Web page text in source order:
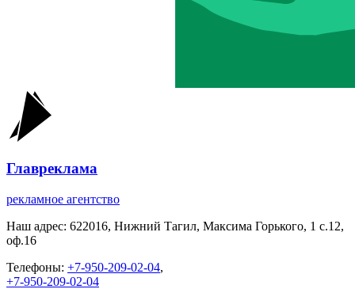
Главреклама
рекламное агентство
Наш адрес: 622016, Нижний Тагил, Максима Горького, 1 c.12,
оф.16
Телефоны: +7-950-209-02-04,
+7-950-209-02-04